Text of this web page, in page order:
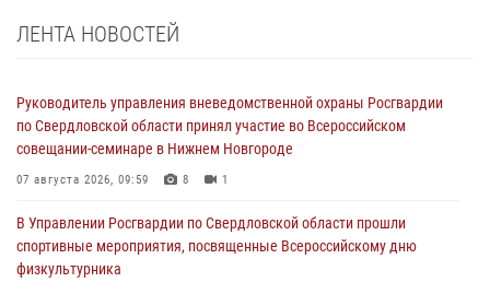
ЛЕНТА НОВОСТЕЙ
Руководитель управления вневедомственной охраны Росгвардии
по Свердловской области принял участие во Всероссийском
совещании-семинаре в Нижнем Новгороде
07 августа 2026, 09:59 8 1
В Управлении Росгвардии по Свердловской области прошли
спортивные мероприятия, посвященные Всероссийскому дню
физкультурника